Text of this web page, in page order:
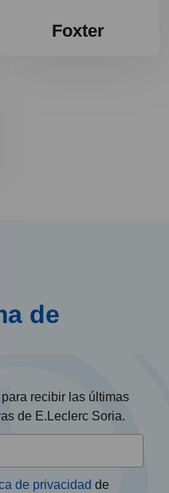
Foxter
de
recibir las últimas
de E.Leclerc Soria.
de privacidad de